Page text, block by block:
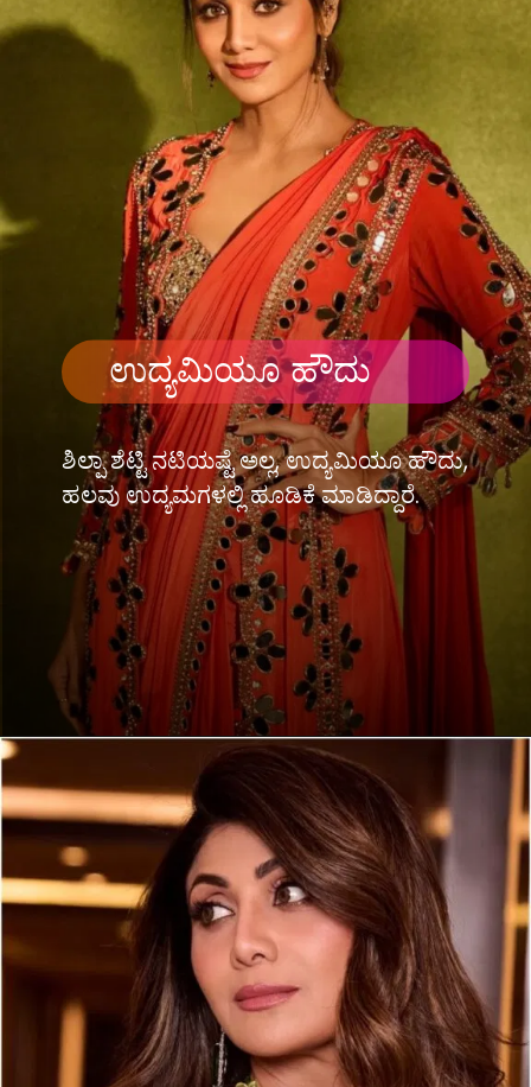
ಶಿಲ್ಪಾ ಶೆಟ್ಟಿ ನಟಿಯಷ್ಟೆ ಅಲ್ಲ, ಉದ್ಯಮಿಯೂ ಹೌದು,
ಹಲವು ಉದ್ಯಮಗಳಲ್ಲಿ ಹೂಡಿಕೆ ಮಾಡಿದ್ದಾರೆ.
ಉದ್ಯಮಿಯೂ ಹೌದು